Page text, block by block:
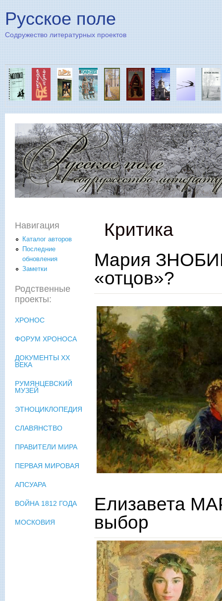
Русское поле
Содружество литературных проектов
Критика
Мария
«отцов»?
Елизавета
выбор
Навигация
Каталог авторов
Последние
обновления
Заметки
Родственные
проекты:
ХРОНОС
ФОРУМ ХРОНОСА
ДОКУМЕНТЫ XX
ВЕКА
РУМЯНЦЕВСКИЙ
МУЗЕЙ
ЭТНОЦИКЛОПЕДИЯ
СЛАВЯНСТВО
ПРАВИТЕЛИ МИРА
ПЕРВАЯ МИРОВАЯ
АПСУАРА
ВОЙНА 1812 ГОДА
МОСКОВИЯ